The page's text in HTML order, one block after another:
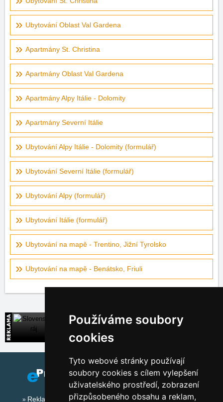
Používáme soubory
cookies
Tyto webové stránky používají
soubory cookies s cílem vylepšení
uživatelského prostředí, zobrazení
přizpůsobeného obsahu a reklam,
Ubytování Oblast Val Gardena
Apartmány St. Christina
Apartmány Oblast Val Gardena
Apartmány Alpy Itálie - Dolomity
Apartmány Severní Itálie
Ubytování Alpy Itálie - Dolomity (formulář)
Ubytování Severní Itálie (formulář)
Ubytování Alpy (formulář)
Ubytování Itálie (formulář)
Ubytování na mapě - Trentino, Jižní Tyrolsko
Ubytování na mapě - Benátsko, Friuli
Slovenský ráj
Přímé kontakty na ubytování na Slovensku
Reklama na tomto serveru